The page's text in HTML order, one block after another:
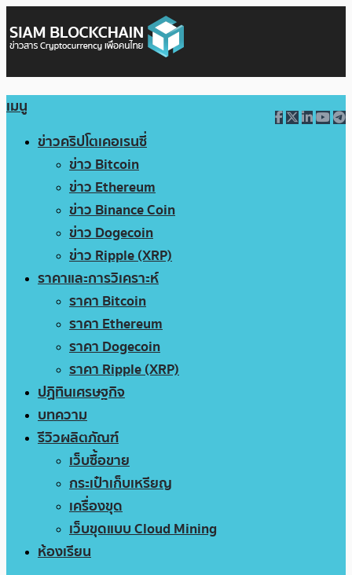
เมนู
ข่าวคริปโตเคอเรนซี่
ข่าว Bitcoin
ข่าว Ethereum
ข่าว Binance Coin
ข่าว Dogecoin
ข่าว Ripple (XRP)
ราคาและการวิเคราะห์
ราคา Bitcoin
ราคา Ethereum
ราคา Dogecoin
ราคา Ripple (XRP)
ปฏิทินเศรษฐกิจ
บทความ
รีวิวผลิตภัณฑ์
เว็บซื้อขาย
กระเป๋าเก็บเหรียญ
เครื่องขุด
เว็บขุดแบบ Cloud Mining
ห้องเรียน